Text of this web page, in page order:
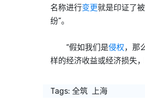
名称进行变更就是印证了
纷”。
“假如我们是侵权，那
样的经济收益或经济损失
Tags: 全筑 上海